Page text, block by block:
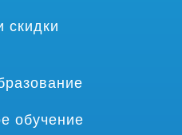
скидки
обучение